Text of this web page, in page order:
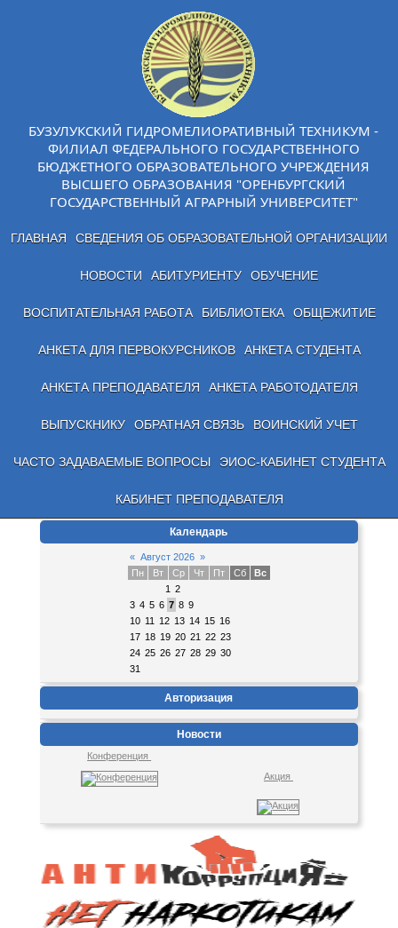
БУЗУЛУКСКИЙ ГИДРОМЕЛИОРАТИВНЫЙ ТЕХНИКУМ -
ФИЛИАЛ ФЕДЕРАЛЬНОГО ГОСУДАРСТВЕННОГО
БЮДЖЕТНОГО ОБРАЗОВАТЕЛЬНОГО УЧРЕЖДЕНИЯ
ВЫСШЕГО ОБРАЗОВАНИЯ "ОРЕНБУРГСКИЙ
ГОСУДАРСТВЕННЫЙ АГРАРНЫЙ УНИВЕРСИТЕТ"
ГЛАВНАЯ СВЕДЕНИЯ ОБ ОБРАЗОВАТЕЛЬНОЙ ОРГАНИЗАЦИИ
НОВОСТИ АБИТУРИЕНТУ ОБУЧЕНИЕ
ВОСПИТАТЕЛЬНАЯ РАБОТА БИБЛИОТЕКА ОБЩЕЖИТИЕ
АНКЕТА ДЛЯ ПЕРВОКУРСНИКОВ АНКЕТА СТУДЕНТА
АНКЕТА ПРЕПОДАВАТЕЛЯ АНКЕТА РАБОТОДАТЕЛЯ
ВЫПУСКНИКУ ОБРАТНАЯ СВЯЗЬ ВОИНСКИЙ УЧЕТ
ЧАСТО ЗАДАВАЕМЫЕ ВОПРОСЫ ЭИОС-КАБИНЕТ СТУДЕНТА
КАБИНЕТ ПРЕПОДАВАТЕЛЯ
Календарь
« Август 2026 »
Пн
Вт Ср Чт Пт Сб
Вс
1 2
3 4 5 6 7 8 9
10 11 12 13 14 15 16
17 18 19 20 21 22 23
24 25 26 27 28 29 30
31
Авторизация
Новости
Конференция
Акция